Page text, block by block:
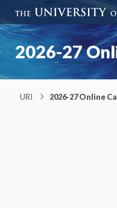
2026-27
URI 2026-27 Online